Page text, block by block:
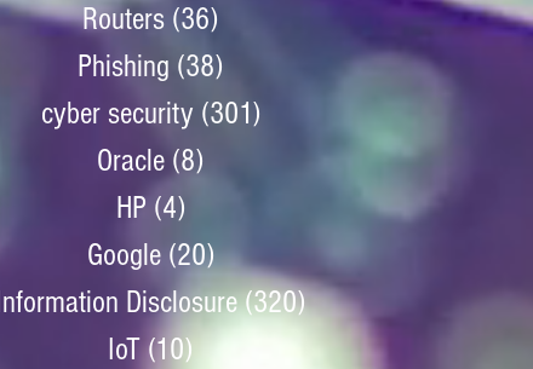
Routers (36)
Phishing (38)
cyber security (301) 301 posts
Oracle (8)
HP (4)
Google (20)20 posts
Disclosure (320)320 posts
IoT (10)